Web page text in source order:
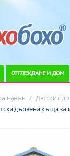
ОТГЛЕЖДАНЕ И ДОМ
навън / Детски
дървена къща за